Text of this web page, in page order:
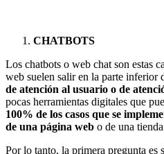
CHATBOTS
Los chatbots o web chat son estas
web suelen salir en la parte inferior
de atención al usuario o de
pocas herramientas digitales que
100% de los casos que se
de una página web o de una
Por lo tanto, la primera pregunta es